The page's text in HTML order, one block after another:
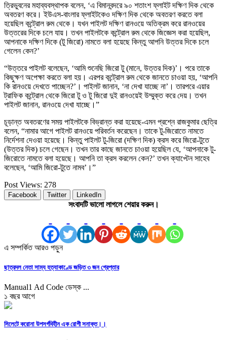
ত্রিভুবনের মহাব্যবস্থাপক বলেন, ‘এ বিমানবন্দরে ৯০ শতাংশ ফ্লাইট দক্ষিণ দিক থেকে
অবতরণ করে। ইউএস-বাংলার ফ্লাইটকেও দক্ষিণ দিক থেকে অবতরণ করতে বলা
হয়েছিল কন্ট্রোল রুম থেকে। যখন পাইলট দক্ষিণ রানওয়ে অতিক্রম করে রানওয়ের
উত্তরের দিকে চলে যায়। তখন পাইলটকে কন্ট্রোল রুম থেকে জিজ্ঞেস করা হয়েছিল,
আপনাকে দক্ষিণ দিকে (টু জিরো) নামতে বলা হয়েছে কিন্তু আপনি উত্তর দিকে চলে
গেলেন কেন?’
“উত্তরে পাইলট বলেছেন, ‘আমি শুনেছি জিরো টু (মানে, উত্তর দিক)’। পরে তাকে
কিছুক্ষণ অপেক্ষা করতে বলা হয়। এরপর কন্ট্রোল রুম থেকে জানতে চাওয়া হয়, ‘আপনি
কি রানওয়ে দেখতে পাচ্ছেন?’। পাইলট জানান, ‘না দেখা যাচ্ছে না’। তারপরে এয়ার
ট্রাফিক কন্ট্রোল থেকে জিরো টু ও টু জিরো দুই রানওয়েই উম্মুক্ত করে দেয়। তখন
পাইলট জানান, রানওয়ে দেখা যাচ্ছে।”
চূড়ান্ত অবতরণের সময় পাইলটকে বিভ্রান্ত করা হয়েছে-এমন প্রশ্নে রাজকুমার ছেত্রি
বলেন, “নামার আগে পাইলট রানওয়ে পরিবর্তন করেছেন। তাকে টু-জিরোতে নামতে
নির্দেশনা দেওয়া হয়েছে। কিন্তু পাইলট টু-জিরো (দক্ষিণ দিক) ক্রস করে জিরো-টুতে
(উত্তর দিক) চলে গেছেন। তখন তার কাছে জানতে চাওয়া হয়েছিল যে, ‘আপনাকে টু-
জিরোতে নামতে বলা হয়েছে। আপনি তা ক্রস করলেন কেন?’ তখন ক্যাপ্টেন সাহেব
বলেছেন, ‘আমি জিরো-টুতে নামব’।”
Post Views: 278
Facebook Twitter LinkedIn
সংবাদটি ভালো লাগলে শেয়ার করুন।
এ সম্পর্কিত আরও পড়ুন
ছাত্রদল নেতা সাম্য হত্যাকাণ্ডে জড়িত ৩ জন গ্রেপ্তার
Manual1 Ad Code ডেস্ক ...
১ বছর আগে
সিলেটে করোনা উপসর্গবিহীন এক রোগী সনাক্ত।।